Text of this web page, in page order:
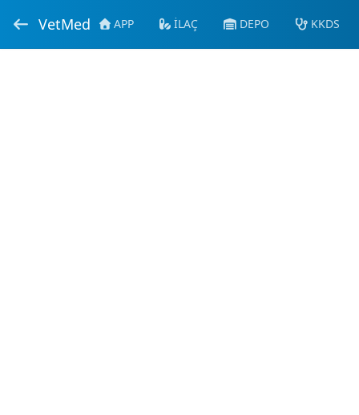
VetMed APP İLAÇ DEPO KKDS